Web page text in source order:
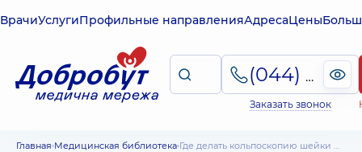
ВрачиУслугиПрофильные направленияАдресаЦены
(044) 495-2-888
Заказать звонок
Главная Медицинская библиотека Где делать кольпоскопию шейки матки - медицинский центр или больница